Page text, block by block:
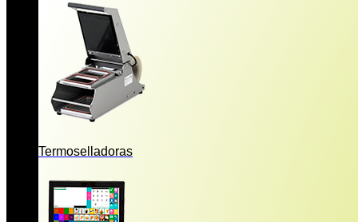
Termoselladoras